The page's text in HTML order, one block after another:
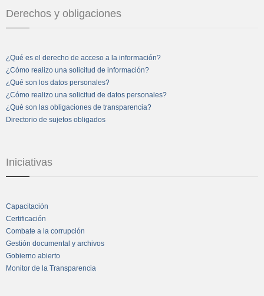
Derechos y obligaciones
¿Qué es el derecho de acceso a la información?
¿Cómo realizo una solicitud de información?
¿Qué son los datos personales?
¿Cómo realizo una solicitud de datos personales?
¿Qué son las obligaciones de transparencia?
Directorio de sujetos obligados
Iniciativas
Capacitación
Certificación
Combate a la corrupción
Gestión documental y archivos
Gobierno abierto
Monitor de la Transparencia